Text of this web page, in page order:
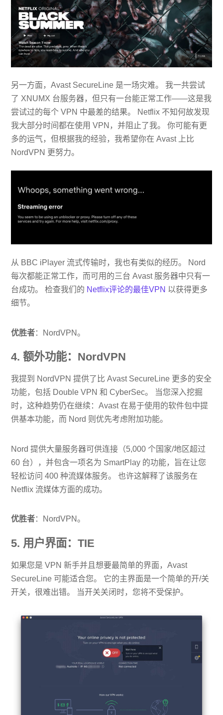
另一方面，Avast SecureLine 是一场灾难。 我一共尝试
了 XNUMX 台服务器，但只有一台能正常工作——这是我
尝试过的每个 VPN 中最差的结果。 Netflix 不知何故发现
我大部分时间都在使用 VPN，并阻止了我。 你可能有更
多的运气，但根据我的经验，我希望你在 Avast 上比
NordVPN 更努力。
从 BBC iPlayer 流式传输时，我也有类似的经历。 Nord
每次都能正常工作，而可用的三台 Avast 服务器中只有一
台成功。 检查我们的 Netflix评论的最佳VPN 以获得更多
细节。
优胜者：NordVPN。
4. 额外功能：NordVPN
我提到 NordVPN 提供了比 Avast SecureLine 更多的安全
功能，包括 Double VPN 和 Cyber​​Sec。 当您深入挖掘
时，这种趋势仍在继续：Avast 在易于使用的软件包中提
供基本功能，而 Nord 则优先考虑附加功能。
Nord 提供大量服务器可供连接（5,000 个国家/地区超过
60 台），并包含一项名为 SmartPlay 的功能，旨在让您
轻松访问 400 种流媒体服务。 也许这解释了该服务在
Netflix 流媒体方面的成功。
优胜者：NordVPN。
5. 用户界面：TIE
如果您是 VPN 新手并且想要最简单的界面，Avast
SecureLine 可能适合您。 它的主界面是一个简单的开/关
开关，很难出错。 当开关关闭时，您将不受保护。